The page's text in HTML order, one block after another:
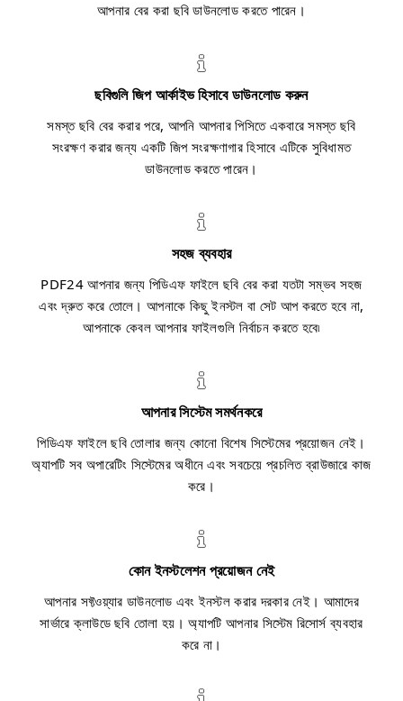
আপনার বের করা ছবি ডাউনলোড করতে পারেন।
ছবিগুলি জিপ আর্কাইভ হিসাবে ডাউনলোড করুন
সমস্ত ছবি বের করার পরে, আপনি আপনার পিসিতে একবারে সমস্ত ছবি
সংরক্ষণ করার জন্য একটি জিপ সংরক্ষণাগার হিসাবে এটিকে সুবিধামত
ডাউনলোড করতে পারেন।
সহজ ব্যবহার
PDF24 আপনার জন্য পিডিএফ ফাইলে ছবি বের করা যতটা সম্ভব সহজ
এবং দ্রুত করে তোলে। আপনাকে কিছু ইনস্টল বা সেট আপ করতে হবে না,
আপনাকে কেবল আপনার ফাইলগুলি নির্বাচন করতে হবে৷
আপনার সিস্টেম সমর্থনকরে
পিডিএফ ফাইলে ছবি তোলার জন্য কোনো বিশেষ সিস্টেমের প্রয়োজন নেই।
অ্যাপটি সব অপারেটিং সিস্টেমের অধীনে এবং সবচেয়ে প্রচলিত ব্রাউজারে কাজ
করে।
কোন ইনস্টলেশন প্রয়োজন নেই
আপনার সফ্টওয়্যার ডাউনলোড এবং ইনস্টল করার দরকার নেই। আমাদের
সার্ভারে ক্লাউডে ছবি তোলা হয়। অ্যাপটি আপনার সিস্টেম রিসোর্স ব্যবহার
করে না।